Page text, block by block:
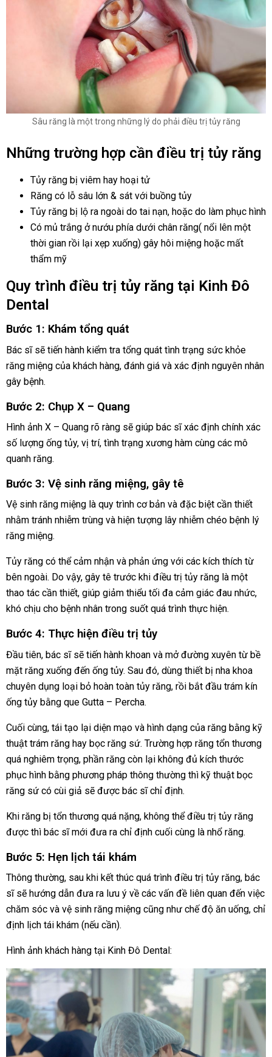
Sâu răng là một trong những lý do phải điều trị tủy răng
Những trường hợp cần điều trị tủy răng
Tủy răng bị viêm hay hoại tử
Răng có lỗ sâu lớn & sát với buồng tủy
Tủy răng bị lộ ra ngoài do tai nạn, hoặc do làm phục hình
Có mủ trắng ở nướu phía dưới chân răng( nổi lên một
thời gian rồi lại xẹp xuống) gây hôi miệng hoặc mất
thẩm mỹ
Quy trình điều trị tủy răng tại Kinh Đô
Dental
Bước 1: Khám tổng quát
Bác sĩ sẽ tiến hành kiểm tra tổng quát tình trạng sức khỏe
răng miệng của khách hàng, đánh giá và xác định nguyên nhân
gây bệnh.
Bước 2: Chụp X – Quang
Hình ảnh X – Quang rõ ràng sẽ giúp bác sĩ xác định chính xác
số lượng ống tủy, vị trí, tình trạng xương hàm cùng các mô
quanh răng.
Bước 3: Vệ sinh răng miệng, gây tê
Vệ sinh răng miệng là quy trình cơ bản và đặc biệt cần thiết
nhằm tránh nhiễm trùng và hiện tượng lây nhiễm chéo bệnh lý
răng miệng.
Tủy răng có thể cảm nhận và phản ứng với các kích thích từ
bên ngoài. Do vậy, gây tê trước khi điều trị tủy răng là một
thao tác cần thiết, giúp giảm thiểu tối đa cảm giác đau nhức,
khó chịu cho bệnh nhân trong suốt quá trình thực hiện.
Bước 4: Thực hiện điều trị tủy
Đầu tiên, bác sĩ sẽ tiến hành khoan và mở đường xuyên từ bề
mặt răng xuống đến ống tủy. Sau đó, dùng thiết bị nha khoa
chuyên dụng loại bỏ hoàn toàn tủy răng, rồi bắt đầu trám kín
ống tủy bằng que Gutta – Percha.
Cuối cùng, tái tạo lại diện mạo và hình dạng của răng bằng kỹ
thuật trám răng hay bọc răng sứ. Trường hợp răng tổn thương
quá nghiêm trọng, phần răng còn lại không đủ kích thước
phục hình bằng phương pháp thông thường thì kỹ thuật bọc
răng sứ có cùi giả sẽ được bác sĩ chỉ định.
Khi răng bị tổn thương quá nặng, không thể điều trị tủy răng
được thì bác sĩ mới đưa ra chỉ định cuối cùng là nhổ răng.
Bước 5: Hẹn lịch tái khám
Thông thường, sau khi kết thúc quá trình điều trị tủy răng, bác
sĩ sẽ hướng dẫn đưa ra lưu ý về các vấn đề liên quan đến việc
chăm sóc và vệ sinh răng miệng cũng như chế độ ăn uống, chỉ
định lịch tái khám (nếu cần).
Hình ảnh khách hàng tại Kinh Đô Dental: